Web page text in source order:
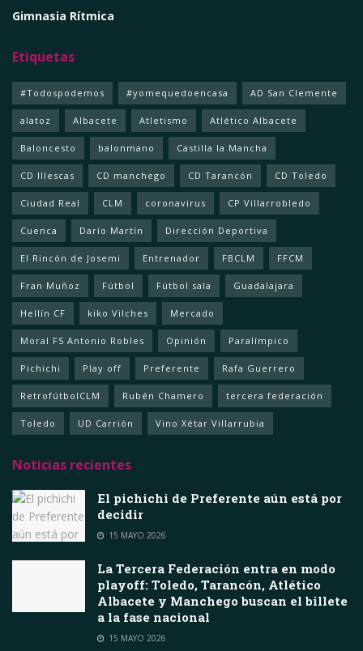
Gimnasia Rítmica
Etiquetas
#Todospodemos #yomequedoencasa AD San Clemente
alatoz Albacete Atletismo Atlético Albacete
Baloncesto balonmano Castilla la Mancha
CD Illescas CD manchego CD Tarancón CD Toledo
Ciudad Real CLM coronavirus CP Villarrobledo
Cuenca Darío Martín Dirección Deportiva
El Rincón de Josemi Entrenador FBCLM FFCM
Fran Muñoz Fútbol Fútbol sala Guadalajara
Hellín CF kiko Vilches Mercado
Moral FS Antonio Robles Opinión Paralímpico
Pichichi Play off Preferente Rafa Guerrero
RetrofútbolCLM Rubén Chamero tercera federación
Toledo UD Carrión Vino Xétar Villarrubia
Noticias recientes
El pichichi de Preferente aún está por
decidir
15 MAYO 2026
La Tercera Federación entra en modo
playoff: Toledo, Tarancón, Atlético
Albacete y Manchego buscan el billete
a la fase nacional
15 MAYO 2026